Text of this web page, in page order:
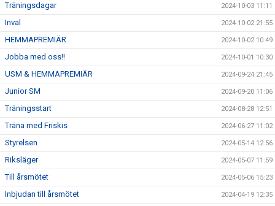
Träningsdagar 2024-10-03 11:11
Inval 2024-10-02 21:55
HEMMAPREMIÄR 2024-10-02 10:49
Jobba med oss!! 2024-10-01 10:30
USM & HEMMAPREMIÄR 2024-09-24 21:45
Junior SM 2024-09-20 11:06
Träningsstart 2024-08-28 12:51
Träna med Friskis 2024-06-27 11:02
Styrelsen 2024-05-14 12:56
Riksläger 2024-05-07 11:59
Till årsmötet 2024-05-06 15:23
Inbjudan till årsmötet 2024-04-19 12:35